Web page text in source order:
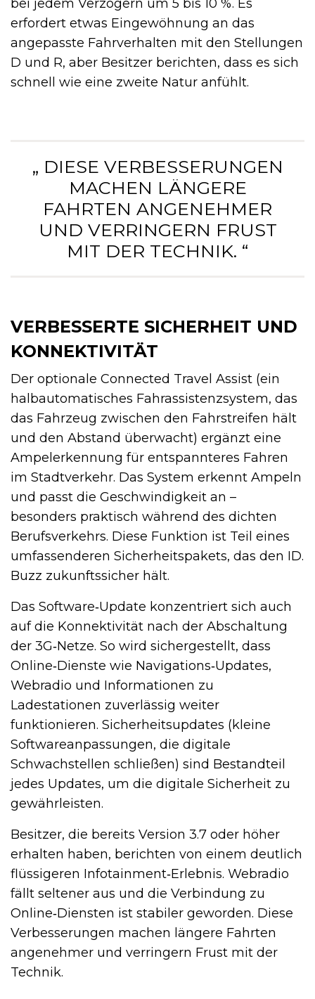
bei jedem Verzögern um 5 bis 10 %. Es
erfordert etwas Eingewöhnung an das
angepasste Fahrverhalten mit den Stellungen
D und R, aber Besitzer berichten, dass es sich
schnell wie eine zweite Natur anfühlt.
„ DIESE VERBESSERUNGEN
MACHEN LÄNGERE
FAHRTEN ANGENEHMER
UND VERRINGERN FRUST
MIT DER TECHNIK. “
VERBESSERTE SICHERHEIT UND
KONNEKTIVITÄT
Der optionale Connected Travel Assist (ein
halbautomatisches Fahrassistenzsystem, das
das Fahrzeug zwischen den Fahrstreifen hält
und den Abstand überwacht) ergänzt eine
Ampelerkennung für entspannteres Fahren
im Stadtverkehr. Das System erkennt Ampeln
und passt die Geschwindigkeit an –
besonders praktisch während des dichten
Berufsverkehrs. Diese Funktion ist Teil eines
umfassenderen Sicherheitspakets, das den ID.
Buzz zukunftssicher hält.
Das Software‑Update konzentriert sich auch
auf die Konnektivität nach der Abschaltung
der 3G‑Netze. So wird sichergestellt, dass
Online‑Dienste wie Navigations‑Updates,
Webradio und Informationen zu
Ladestationen zuverlässig weiter
funktionieren. Sicherheitsupdates (kleine
Softwareanpassungen, die digitale
Schwachstellen schließen) sind Bestandteil
jedes Updates, um die digitale Sicherheit zu
gewährleisten.
Besitzer, die bereits Version 3.7 oder höher
erhalten haben, berichten von einem deutlich
flüssigeren Infotainment‑Erlebnis. Webradio
fällt seltener aus und die Verbindung zu
Online‑Diensten ist stabiler geworden. Diese
Verbesserungen machen längere Fahrten
angenehmer und verringern Frust mit der
Technik.